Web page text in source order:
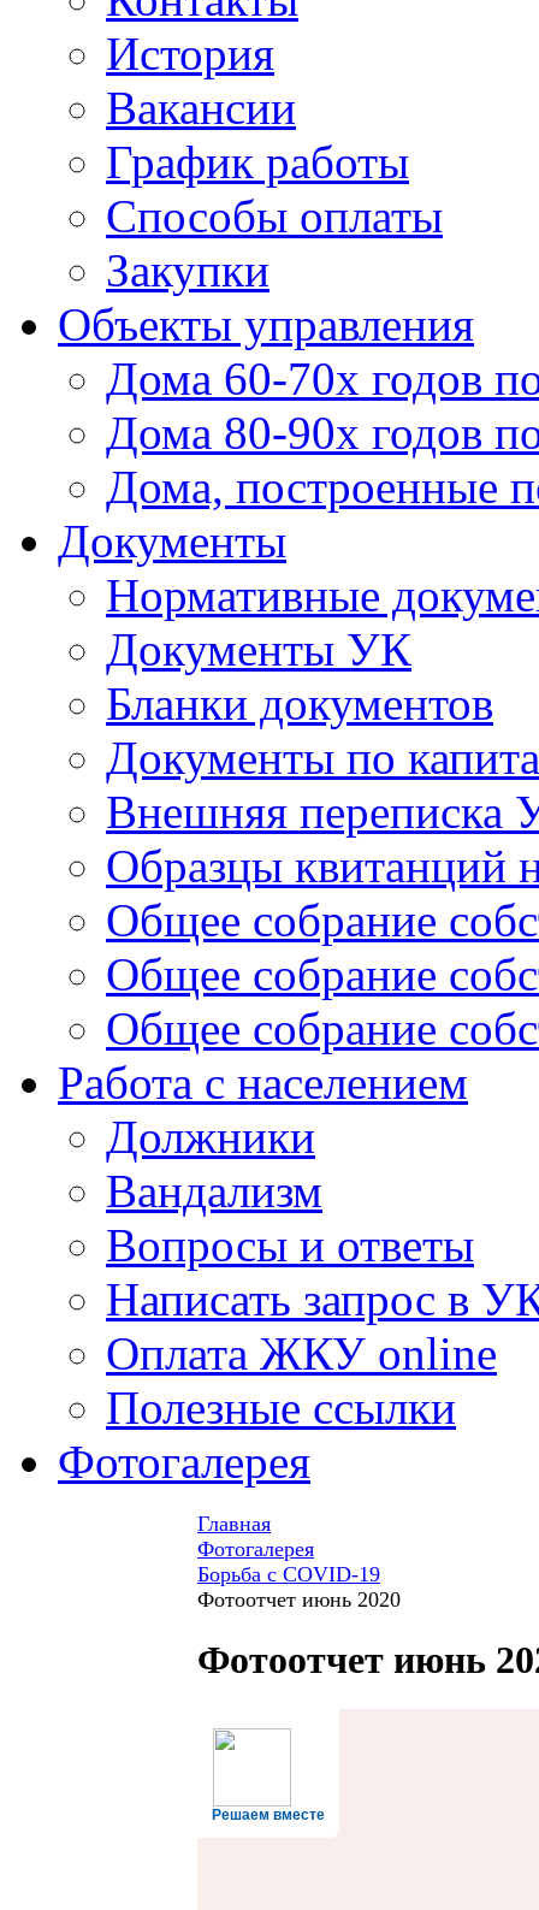
История
Вакансии
График работы
Способы оплаты
Закупки
Объекты управления
Дома 60-70х годов
Дома 80-90х годов
Дома, построенные
Документы
Нормативные
Документы УК
Бланки документов
Документы по
Внешняя переписка
Образцы квитанций
Общее собрание
Общее собрание
Общее собрание
Работа с населением
Должники
Вандализм
Вопросы и ответы
Написать запрос в
Оплата ЖКУ online
Полезные ссылки
Фотогалерея
Главная
Фотогалерея
Борьба с COVID-19
Фотоотчет июнь 2020
Фотоотчет июнь
Решаем вместе